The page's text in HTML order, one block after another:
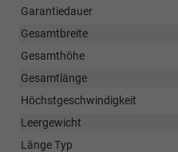
Garantiedauer
Gesamtbreite
Gesamthöhe
Gesamtlänge
Höchstgeschwindigkeit
Leergewicht
Länge Typ